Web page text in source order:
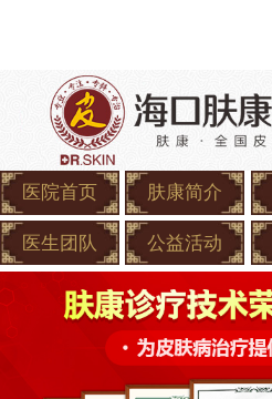
医院首页 肤康简介
医生团队 公益活动